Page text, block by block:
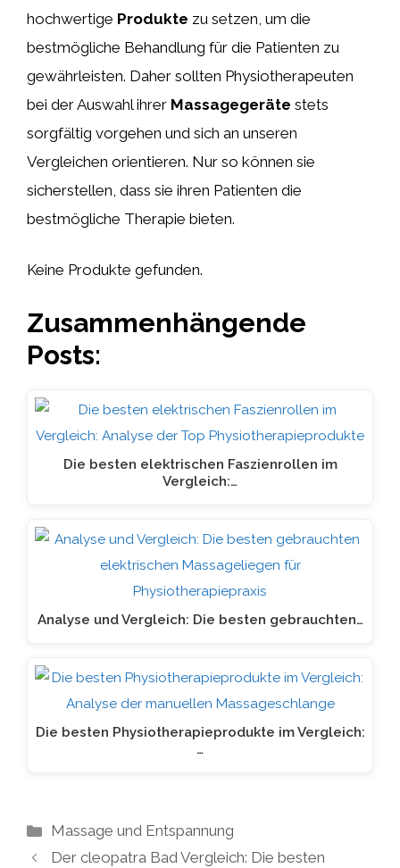
hochwertige Produkte zu setzen, um die
bestmögliche Behandlung für die Patienten zu
gewährleisten. Daher sollten Physiotherapeuten
bei der Auswahl ihrer Massagegeräte stets
sorgfältig vorgehen und sich an unseren
Vergleichen orientieren. Nur so können sie
sicherstellen, dass sie ihren Patienten die
bestmögliche Therapie bieten.
Keine Produkte gefunden.
Zusammenhängende
Posts:
Die besten elektrischen Faszienrollen im
Vergleich:…
Analyse und Vergleich: Die besten gebrauchten…
Die besten Physiotherapieprodukte im Vergleich:
…
Kategorien
Massage und Entspannung
Der cleopatra Bad Vergleich: Die besten